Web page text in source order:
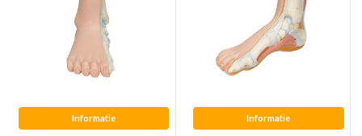
Informatie Informatie